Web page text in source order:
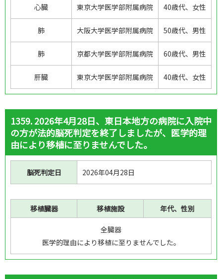
移植施設都道府県：
選択する
は、選択した都道府県に絞り込みされません。
移植施設都道府県で選択した都道府県と選択した移植施設名の都
道府県が異なる場合は、検索結果は、見つかりませんでしたと表
移植施設名：
10歳未満
10歳代 20歳代
30歳代
40歳代
50歳代 60歳代 70歳代
移植臓器：
心臓
肺 両肺 片肺 肝臓
腎臓
心臓 東京大学医学部附属病院 40歳代、女性
肺 大阪大学医学部附属病院 50歳代、男性
肺 京都大学医学部附属病院 60歳代、男性
肝臓 東京大学医学部附属病院 40歳代、女性
1359. 2026年4月28日、東日本地方の病院に入院中
の方が法的脳死判定を終了しましたが、医学的理
由により移植に至りませんでした。
脳死判定日 2026年04月28日
移植臓器 移植施設 年代、性別
全臓器
医学的理由により移植に至りませんでした。